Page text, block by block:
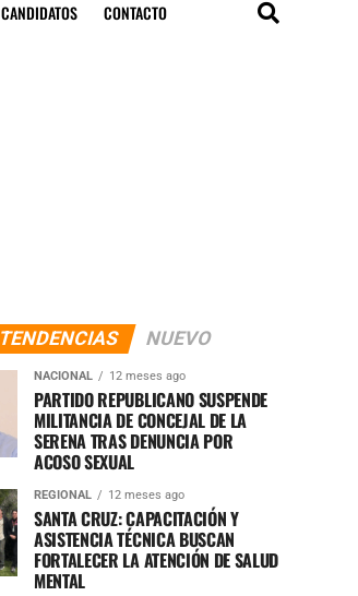
CANDIDATOS CONTACTO
TENDENCIAS NUEVO
NACIONAL 12 meses ago
PARTIDO REPUBLICANO SUSPENDE
MILITANCIA DE CONCEJAL DE LA
SERENA TRAS DENUNCIA POR
ACOSO SEXUAL
REGIONAL 12 meses ago
SANTA CRUZ: CAPACITACIÓN Y
ASISTENCIA TÉCNICA BUSCAN
FORTALECER LA ATENCIÓN DE SALUD
MENTAL